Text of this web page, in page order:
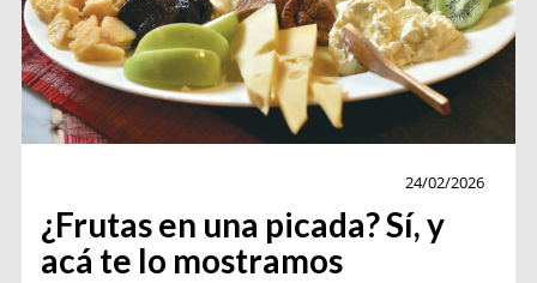
24/02/2026
¿Frutas en una picada? Sí, y
acá te lo mostramos